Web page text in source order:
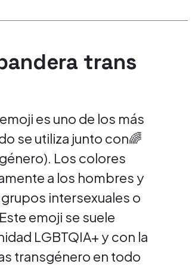
trans
es uno de los más
se utiliza junto con🌈
Los colores
a los hombres y
intersexuales o
emoji se suele
LGBTQIA+ y con la
transgénero en todo